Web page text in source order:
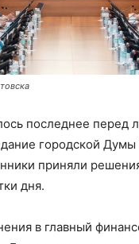
последнее перед
городской Думы
приняли
дня.
в главный